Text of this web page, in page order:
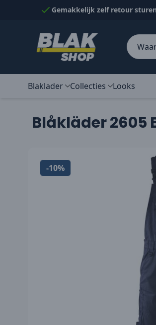
Naar inhoud gaanGemakkelijk zelf retour sturen
Blaklader Collecties Looks
Blåkläder 2605
-10%